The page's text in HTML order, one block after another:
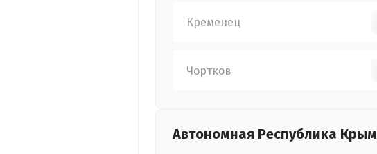
Кременец
Чортков
Автономная Республика Крым